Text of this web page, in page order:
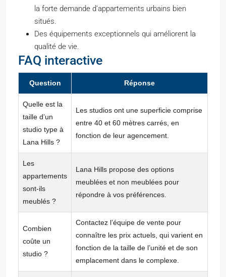
la forte demande d’appartements urbains bien
situés.
Des équipements exceptionnels qui améliorent la
qualité de vie.
FAQ interactive
Question Réponse
Quelle est la
taille d’un
studio type à
Lana Hills ?
Les studios ont une superficie comprise
entre 40 et 60 mètres carrés, en
fonction de leur agencement.
Les
appartements
sont-ils
meublés ?
Lana Hills propose des options
meublées et non meublées pour
répondre à vos préférences.
Combien
coûte un
studio ?
Contactez l’équipe de vente pour
connaître les prix actuels, qui varient en
fonction de la taille de l’unité et de son
emplacement dans le complexe.